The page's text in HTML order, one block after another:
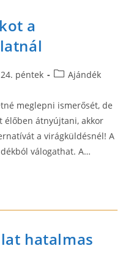
a
péntek
PostAjándék
meglepni ismerősét, de
élőben átnyújtani, akkor
a virágküldésnél! A
válogathat. A…
hatalmas